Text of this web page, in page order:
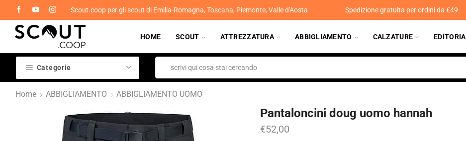
Scout.coop per gli scout di Emilia-Romagna, Toscana, Piemonte, Valle d'Aosta Spedizione gratuita per ordini da €49
HOME SCOUT ATTREZZATURA ABBIGLIAMENTO CALZATURE EDITORIA
Categorie
Home ABBIGLIAMENTO ABBIGLIAMENTO UOMO
Pantaloncini doug uomo hannah
€52,00